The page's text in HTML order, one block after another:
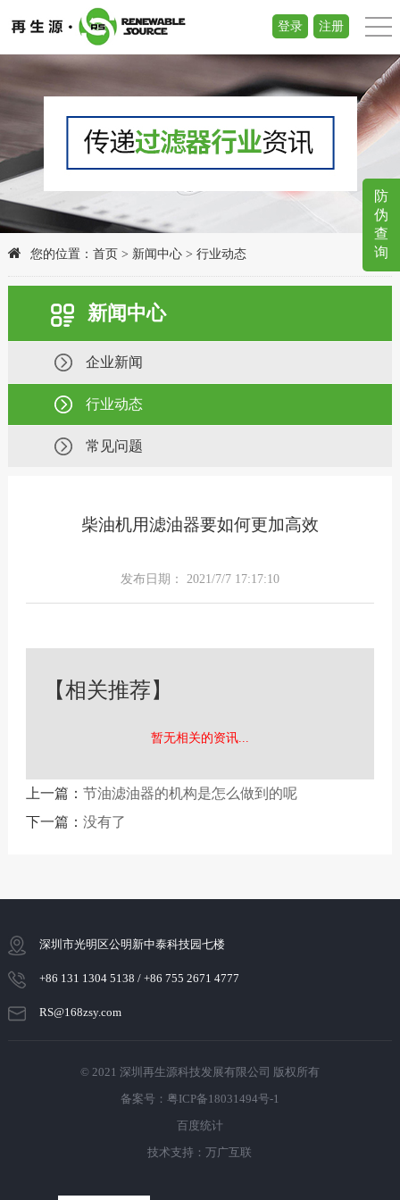
登录 注册
您的位置： 首页 > 新闻中心> 行业动态
新闻中心
企业新闻
行业动态
常见问题
柴油机用滤油器要如何更加高效
发布日期： 2021/7/7 17:17:10
【相关推荐】
暂无相关的资讯...
上一篇： 节油滤油器的机构是怎么做到的呢
下一篇： 没有了
深圳市光明区公明新中泰科技园七楼
+86 131 1304 5138 / +86 755 2671 4777
RS@168zsy.com
© 2021 深圳再生源科技发展有限公司 版权所有
备案号：粤ICP备18031494号-1
百度统计
技术支持：万广互联
防
伪
查
询